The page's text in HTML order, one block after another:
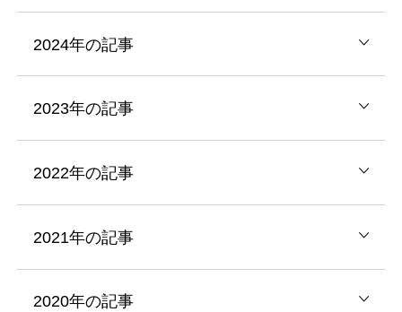
2024年の記事
2023年の記事
2022年の記事
2021年の記事
2020年の記事